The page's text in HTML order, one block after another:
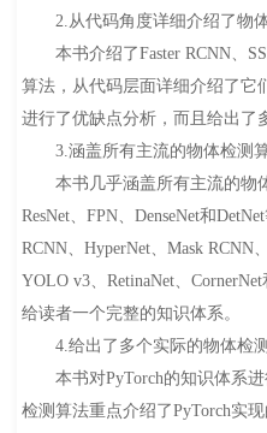
2.从代码角度详细介绍了物
本书介绍了Faster RCNN、
算法，从代码层面详细介绍了它
进行了优缺点分析，而且给出了
3.涵盖所有主流的物体检测
本书几乎涵盖所有主流的物体
ResNet、FPN、DenseNet和
RCNN、HyperNet、Mask RCNN
YOLO v3、RetinaNet、
给读者一个完整的知识体系。
4.给出了多个实际的物体检测
本书对PyTorch的知识体系进
检测算法重点介绍了PyTorch实